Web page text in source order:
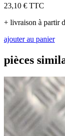
23,10 € TTC
+ livraison à partir
ajouter au panier
pièces